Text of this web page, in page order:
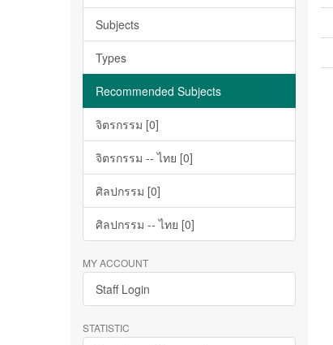
Subjects
Types
Recommended Subjects
จิตรกรรม [0]
จิตรกรรม -- ไทย [0]
ศิลปกรรม [0]
ศิลปกรรม -- ไทย [0]
MY ACCOUNT
Staff Login
STATISTIC